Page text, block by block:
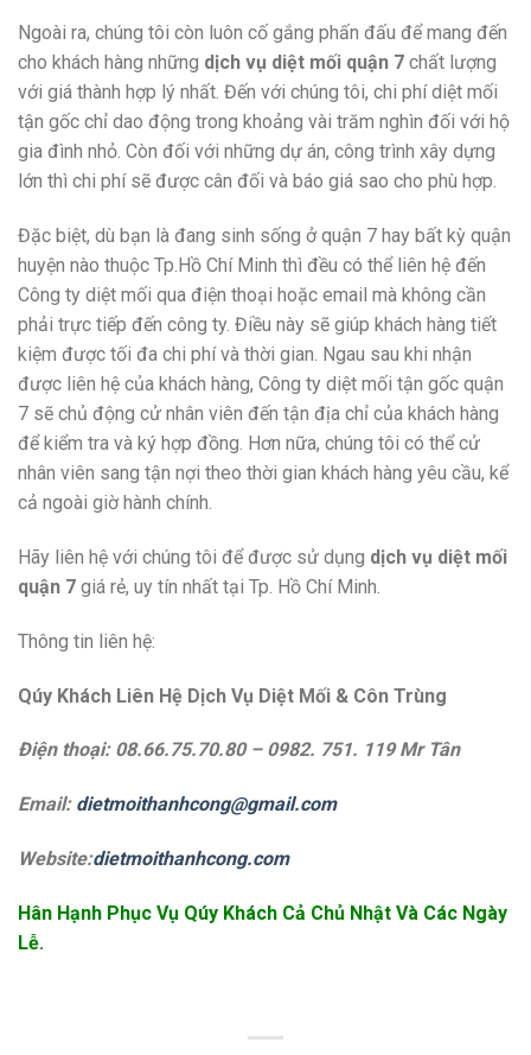
Ngoài ra, chúng tôi còn luôn cố gắng phấn đấu để mang đến
cho khách hàng những dịch vụ diệt mối quận 7 chất lượng
với giá thành hợp lý nhất. Đến với chúng tôi, chi phí diệt mối
tận gốc chỉ dao động trong khoảng vài trăm nghìn đối với hộ
gia đình nhỏ. Còn đối với những dự án, công trình xây dựng
lớn thì chi phí sẽ được cân đối và báo giá sao cho phù hợp.
Đặc biệt, dù bạn là đang sinh sống ở quận 7 hay bất kỳ quận
huyện nào thuộc Tp.Hồ Chí Minh thì đều có thể liên hệ đến
Công ty diệt mối qua điện thoại hoặc email mà không cần
phải trực tiếp đến công ty. Điều này sẽ giúp khách hàng tiết
kiệm được tối đa chi phí và thời gian. Ngau sau khi nhận
được liên hệ của khách hàng, Công ty diệt mối tận gốc quận
7 sẽ chủ động cử nhân viên đến tận địa chỉ của khách hàng
để kiểm tra và ký hợp đồng. Hơn nữa, chúng tôi có thể cử
nhân viên sang tận nợi theo thời gian khách hàng yêu cầu, kể
cả ngoài giờ hành chính.
Hãy liên hệ với chúng tôi để được sử dụng dịch vụ diệt mối
quận 7 giá rẻ, uy tín nhất tại Tp. Hồ Chí Minh.
Thông tin liên hệ:
Qúy Khách Liên Hệ Dịch Vụ Diệt Mối & Côn Trùng
Điện thoại: 08.66.75.70.80 – 0982. 751. 119 Mr Tân
Email: dietmoithanhcong@gmail.com
Website:dietmoithanhcong.com
Hân Hạnh Phục Vụ Qúy Khách Cả Chủ Nhật Và Các Ngày
Lễ.